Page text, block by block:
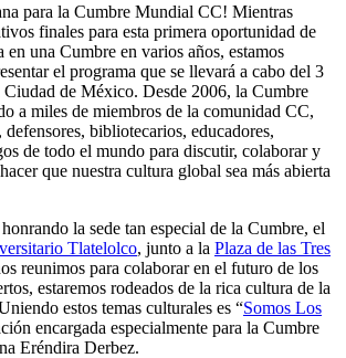
para la Cumbre Mundial CC! Mientras
finales para esta primera oportunidad de
en una Cumbre en varios años, estamos
el programa que se llevará a cabo del 3
Ciudad de México. Desde 2006, la Cumbre
a miles de miembros de la comunidad CC,
defensores, bibliotecarios, educadores,
de todo el mundo para discutir, colaborar y
que nuestra cultura global sea más abierta
la sede tan especial de la Cumbre, el
Tlatelolco, junto a la Plaza de las Tres
reunimos para colaborar en el futuro de los
estaremos rodeados de la rica cultura de la
estos temas culturales es “Somos Los
encargada especialmente para la Cumbre
Eréndira Derbez.